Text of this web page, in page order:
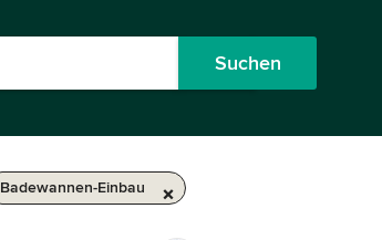
Suchen
Badewannen-Einbau